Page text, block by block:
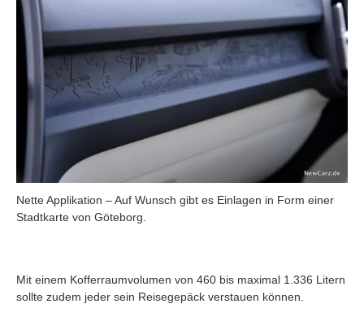
Nette Applikation – Auf Wunsch gibt es Einlagen in Form einer
Stadtkarte von Göteborg.
Mit einem Kofferraumvolumen von 460 bis maximal 1.336 Litern
sollte zudem jeder sein Reisegepäck verstauen können.